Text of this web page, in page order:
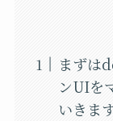
まずは
ンUIを
いきます